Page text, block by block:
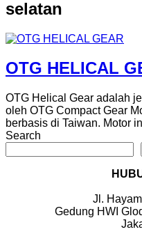
selatan
OTG HELICAL
OTG Helical Gear adalah
oleh OTG Compact Gear
berbasis di Taiwan. Motor
Search
Jl.
Gedung HWI